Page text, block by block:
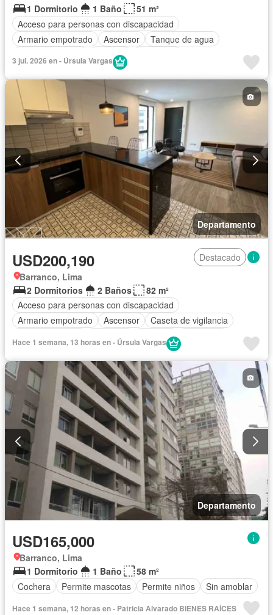
1 Dormitorio
1 Baño
51 m²
Acceso para personas con discapacidad
Armario empotrado
Ascensor
Tanque de agua
Cocina equipada
Vigilante
3 jul. 2026 en - Úrsula Vargas
Departamento
USD200,190
Destacado
Barranco, Lima
2 Dormitorios
2 Baños
82 m²
Acceso para personas con discapacidad
Armario empotrado
Ascensor
Caseta de vigilancia
Gimnasio Vigilante
Hace 1 semana, 13 horas en - Úrsula Vargas
Departamento
USD165,000
Barranco, Lima
1 Dormitorio
1 Baño
58 m²
Cochera
Permite mascotas Permite niños Sin amoblar
Hace 1 semana, 12 horas en - Patricia Alvarado BIENES RAÍCES